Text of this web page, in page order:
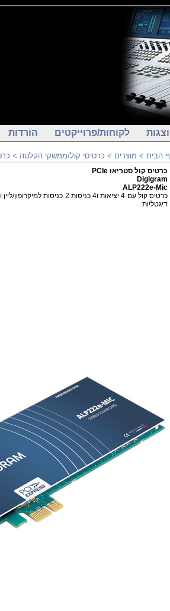
לקוחות/פרוייקטים הורדות
הבית > מוצרים > כרטיסי קול/ממשקי הקלטה >
כרטיס קול סטריאו PCIe
Digigram
ALP222e-Mic
דיגטליות